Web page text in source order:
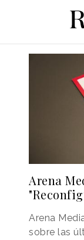
Arena
Arena
sobre las